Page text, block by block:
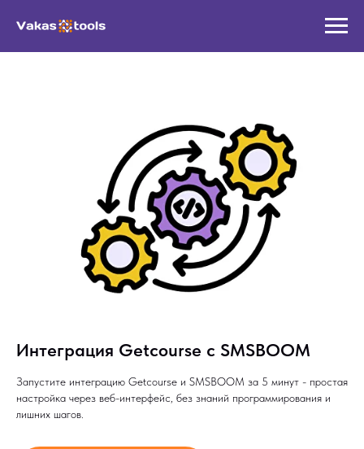
Интеграция Getcourse с SMSBOOM
Запустите интеграцию Getcourse и SMSBOOM за 5 минут - простая
настройка через веб-интерфейс, без знаний программирования и
лишних шагов.